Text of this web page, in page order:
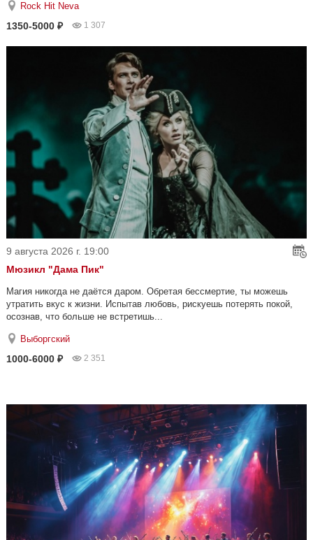
Rock Hit Neva
1350-5000 ₽ 1 307
9 августа 2026 г. 19:00
Мюзикл "Дама Пик"
Магия никогда не даётся даром. Обретая бессмертие, ты можешь
утратить вкус к жизни. Испытав любовь, рискуешь потерять покой,
осознав, что больше не встретишь...
Выборгский
1000-6000 ₽ 2 351